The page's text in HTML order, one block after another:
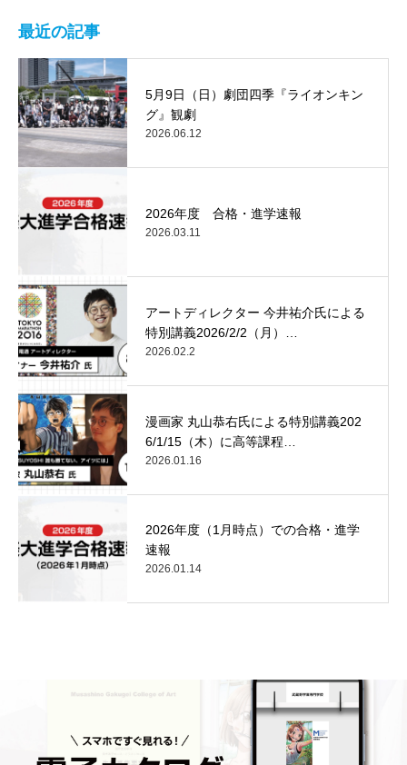
最近の記事
5月9日（日）劇団四季『ライオンキン
グ』観劇
2026.06.12
2026年度 合格・進学速報
2026.03.11
アートディレクター 今井祐介氏による
特別講義2026/2/2（月）…
2026.02.2
漫画家 丸山恭右氏による特別講義202
6/1/15（木）に高等課程…
2026.01.16
2026年度（1月時点）での合格・進学
速報
2026.01.14